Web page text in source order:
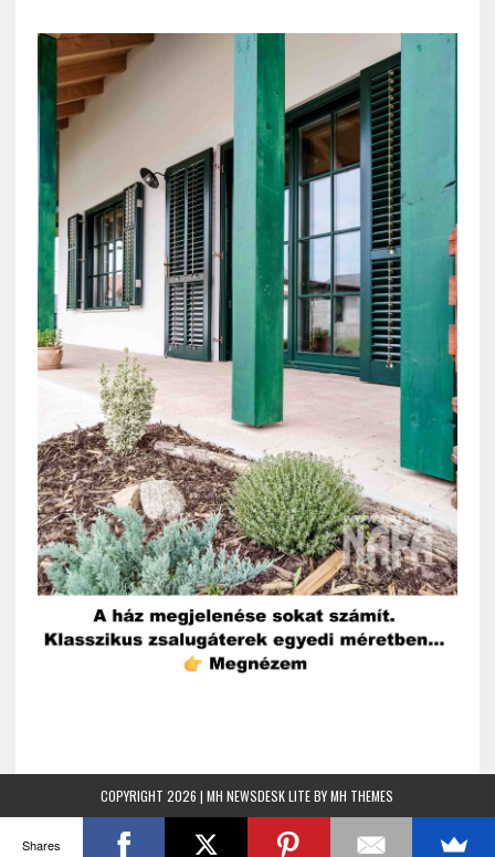
COPYRIGHT 2026 | MH NEWSDESK LITE BYMH THEMES
Shares